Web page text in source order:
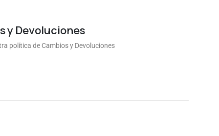
y Devoluciones
política de Cambios y Devoluciones